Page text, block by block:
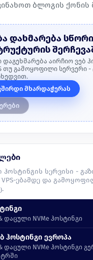
ბლოგის ქონის
დახმარება სწორი
დაგეხმარება აირჩიო ვებ
თუ გამოყოფილი სერვერი
მხარდაჭერას
ჰოსტინგის სერვისი -
ებამდე და
დაცული NVMe ჰოსტინგი
ჰოსტინგი ევროპა
დაცული NVMe ჰოსტინგი